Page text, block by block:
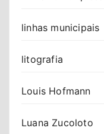
linhas municipais
litografia
Louis Hofmann
Luana Zucoloto